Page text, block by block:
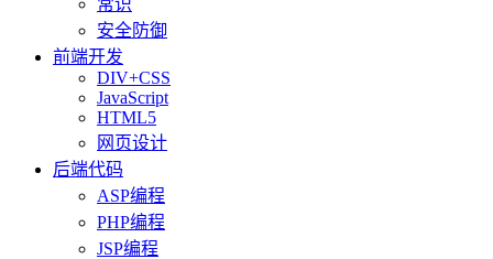
常识
安全防御
前端开发
DIV+CSS
JavaScript
HTML5
网页设计
后端代码
ASP编程
PHP编程
JSP编程